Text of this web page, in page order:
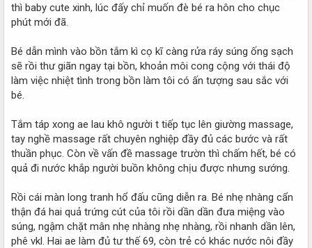
thì baby cute xinh, lúc đấy chỉ muốn đè bé ra hôn cho chục
phút mới đã.
Bé dẫn mình vào bồn tắm kì cọ kĩ càng rửa ráy súng ống sạch
sẽ rồi thư giãn ngay tại bồn, khoản môi cong cộng với thái độ
làm việc nhiệt tình trong bồn làm tôi có ấn tượng sau sắc với
bé.
Tắm táp xong ae lau khô người t tiếp tục lên giường massage,
tay nghề massage rất chuyên nghiệp đầy đủ các bước và rất
thuần phục. Còn về vấn đề massage trườn thì chấm hết, bé có
quả đi nước khắp người buồn không chịu được nhưng sướng.
Rồi cái màn long tranh hổ đấu cũng diễn ra. Bé nhẹ nhàng cẩn
thận đá hai quả trứng cút của tôi rồi dần dần đưa miệng vào
súng, ngậm chặt mân nhẹ nhàng nhẹ nhàng, rồi nhanh dần lên,
phê vkl. Hai ae làm đủ tư thế 69, còn trẻ có khác nước nôi đầy